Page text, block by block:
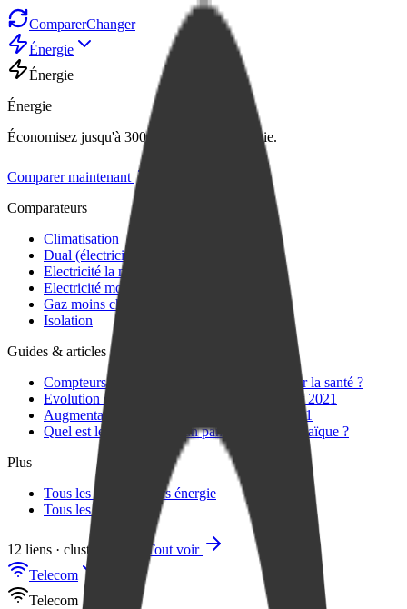
ComparerChanger
Énergie
Énergie
Énergie
Économisez jusqu'à 300 €/an sur votre énergie.
Comparer maintenant
Comparateurs
Climatisation
Dual (électricité et gaz)
Electricité la moins chère
Electricité moins chère
Gaz moins cher
Isolation
Guides & articles
Compteurs Linky dangers : quels risques pour la santé ?
Evolution du prix du gaz : +8,7% HT en août 2021
Augmentation prix gaz ? +5,3 % en Août 2021
Quel est le rendement d’un panneau photovoltaïque ?
Plus
Tous les comparateurs énergie
Tous les articles
12 liens · cluster énergie
Tout voir
Telecom
Telecom